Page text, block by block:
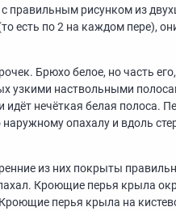
правильным рисунком из
есть по 2 на каждом пере),
Брюхо белое, но часть
узкими наствольными
нечёткая белая полоса.
опахалу и вдоль
из них покрыты
Кроющие перья крыла
перья крыла на